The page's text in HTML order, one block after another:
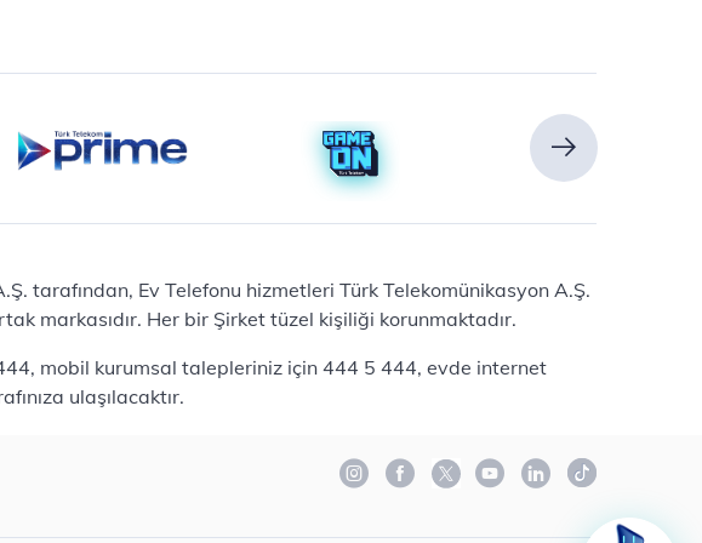
tarafından, Ev Telefonu hizmetleri Türk Telekomünikasyon A.Ş.
markasıdır. Her bir Şirket tüzel kişiliği korunmaktadır.
mobil kurumsal talepleriniz için 444 5 444, evde internet
ulaşılacaktır.